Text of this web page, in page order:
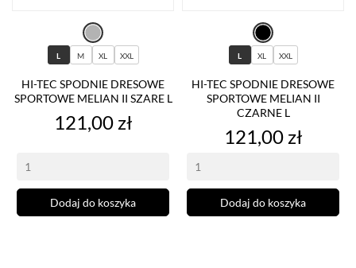
L M XL XXL
HI-TEC SPODNIE DRESOWE
SPORTOWE MELIAN II SZARE L
Cena
121,00 zł
Dodaj do koszyka
L XL XXL
HI-TEC SPODNIE DRESOWE
SPORTOWE MELIAN II
CZARNE L
Cena
121,00 zł
Dodaj do koszyka